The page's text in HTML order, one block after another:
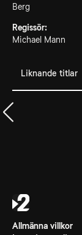
Berg
Regissör:
Michael Mann
Liknande titlar
Allmänna villkor